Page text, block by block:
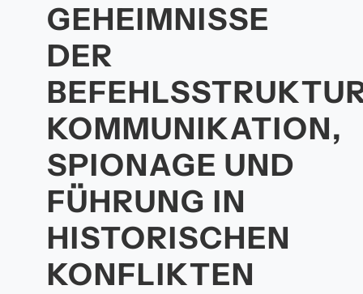
GEHEIMNISSE
DER
KOMMUNIKATION,
SPIONAGE UND
FÜHRUNG IN
HISTORISCHEN
KONFLIKTEN